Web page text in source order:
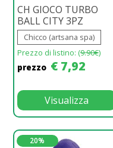
CH GIOCO TURBO
BALL CITY 3PZ
Chicco (artsana spa)
Prezzo di listino: (9.90€)
prezzo € 7,92
Visualizza
20%